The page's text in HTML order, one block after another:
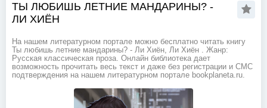
ТЫ ЛЮБИШЬ ЛЕТНИЕ МАНДАРИНЫ? -
ЛИ ХИЁН
На нашем литературном портале можно бесплатно читать книгу
Ты любишь летние мандарины? - Ли Хиён, Ли Хиён . Жанр:
Русская классическая проза. Онлайн библиотека дает
возможность прочитать весь текст и даже без регистрации и СМС
подтверждения на нашем литературном портале bookplaneta.ru.